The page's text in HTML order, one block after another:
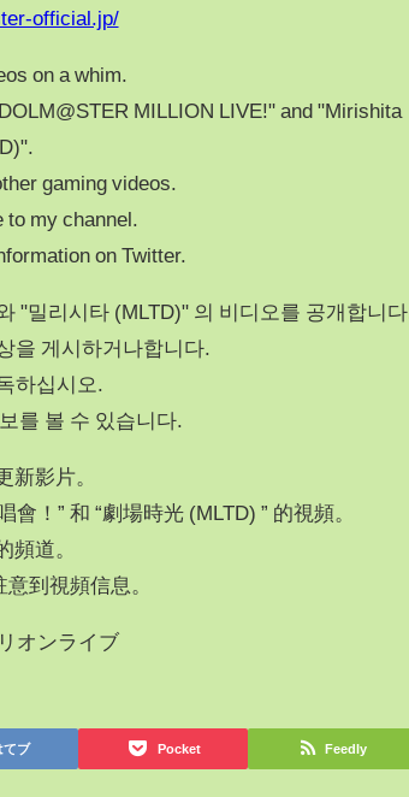
official.jp/
on a whim.
MILLION LIVE!" and "Mirishita
gaming videos.
my channel.
on Twitter.
"밀리시타 (MLTD)" 의 비디오를 공개합니다.
을 게시하거나합니다.
하십시오.
를 볼 수 있습니다.
新影片。
！” 和 “劇場時光 (MLTD) ” 的視頻。
頻道。
到視頻信息。
オンライブ
てブ Pocket Feedly